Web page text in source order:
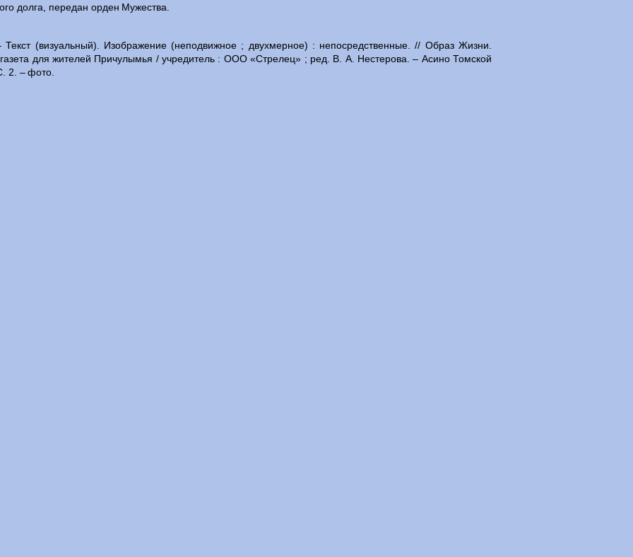
долга, передан орден Мужества.
(визуальный). Изображение (неподвижное ; двухмерное) : непосредственные. // Образ Жизни.
для жителей Причулымья / учредитель : ООО «Стрелец» ; ред. В. А. Нестерова. – Асино Томской
2. – фото.